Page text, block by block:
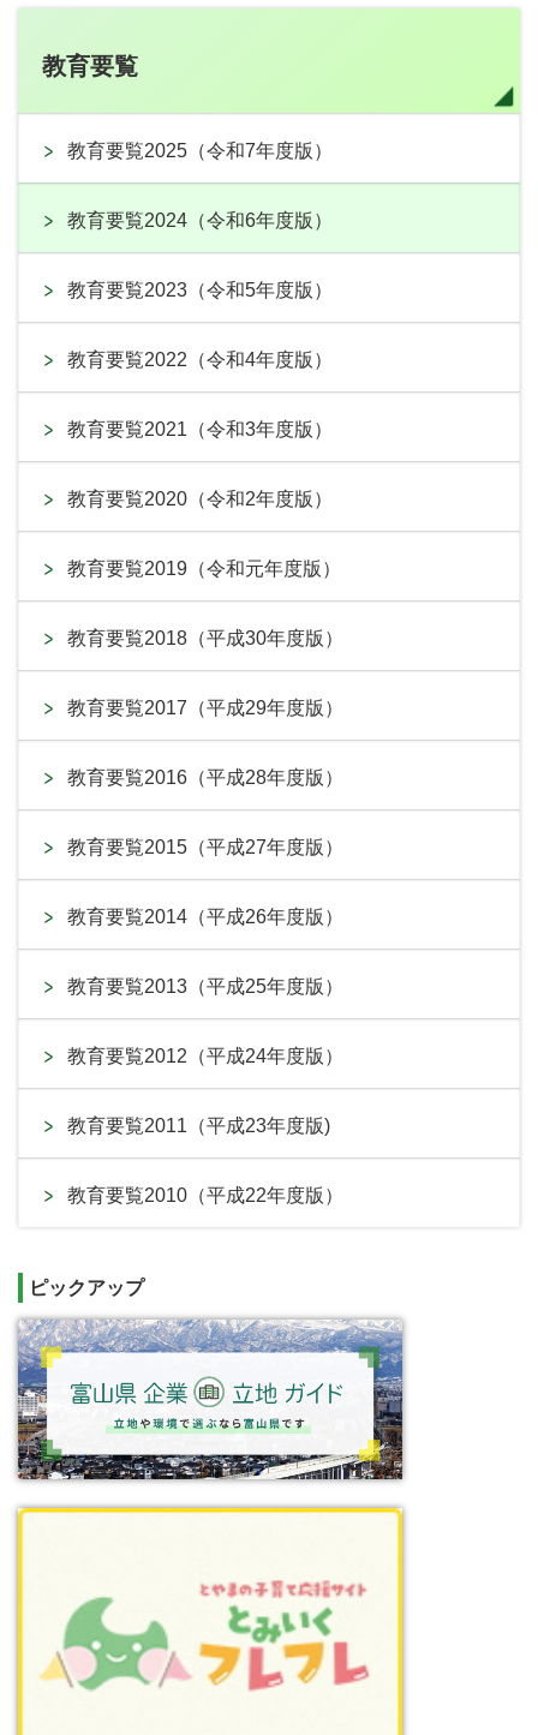
教育要覧
教育要覧2025（令和7年度版）
教育要覧2024（令和6年度版）
教育要覧2023（令和5年度版）
教育要覧2022（令和4年度版）
教育要覧2021（令和3年度版）
教育要覧2020（令和2年度版）
教育要覧2019（令和元年度版）
教育要覧2018（平成30年度版）
教育要覧2017（平成29年度版）
教育要覧2016（平成28年度版）
教育要覧2015（平成27年度版）
教育要覧2014（平成26年度版）
教育要覧2013（平成25年度版）
教育要覧2012（平成24年度版）
教育要覧2011（平成23年度版)
教育要覧2010（平成22年度版）
ピックアップ